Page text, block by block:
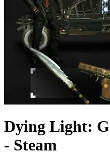
Dying Light:
- Steam